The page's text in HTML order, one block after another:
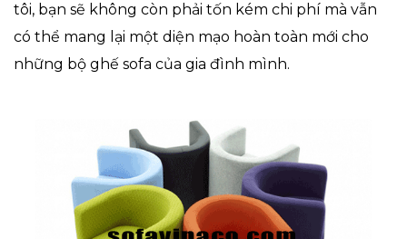
tôi, bạn sẽ không còn phải tốn kém chi phí mà vẫn
có thể mang lại một diện mạo hoàn toàn mới cho
những bộ ghế sofa của gia đình mình.